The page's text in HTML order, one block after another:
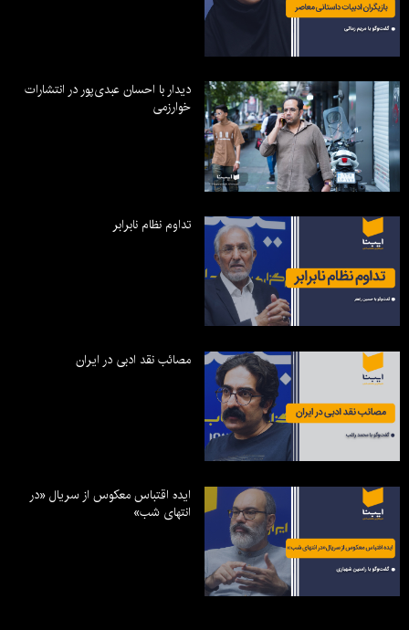
دیدار با احسان عبدی‌پور در انتشارات
خوارزمی
تداوم نظام نابرابر
مصائب نقد ادبی در ایران
ایده اقتباس معکوس از سریال «در
انتهای شب»